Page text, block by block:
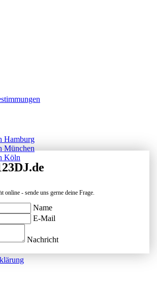
Hamburg
München
Köln
- sende uns gerne deine Frage.
Name
E-Mail
Nachricht